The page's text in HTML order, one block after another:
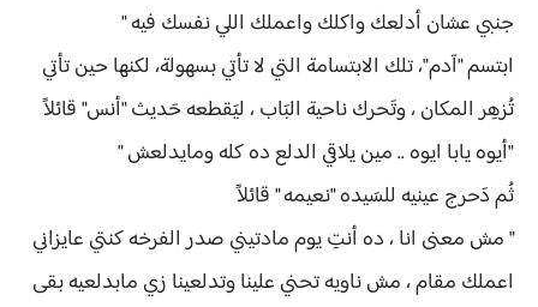
جنبي عشان أدلعك واكلك واعملك اللي نفسك فيه "
ابتسم "آدم"، تلك الابتسامة التي لا تأتي بسهولة، لكنها حين تأتي
تُزهِر المكان ، وتَحرك ناحية البَاب ، ليَقطعه حَديث "أنس" قائلاً
"أيوه يابا ايوه .. مين يلاقي الدلع ده كله ومايدلعش "
ثُم دَحرج عينيه للسَيده "نعيمه " قائلاً
" مش معنى انا ، ده أنتِ يوم مادتيني صدر الفرخه كنتي عايزاني
اعملك مقام ، مش ناويه تحني علينا وتدلعينا زي مابدلعيه بقى